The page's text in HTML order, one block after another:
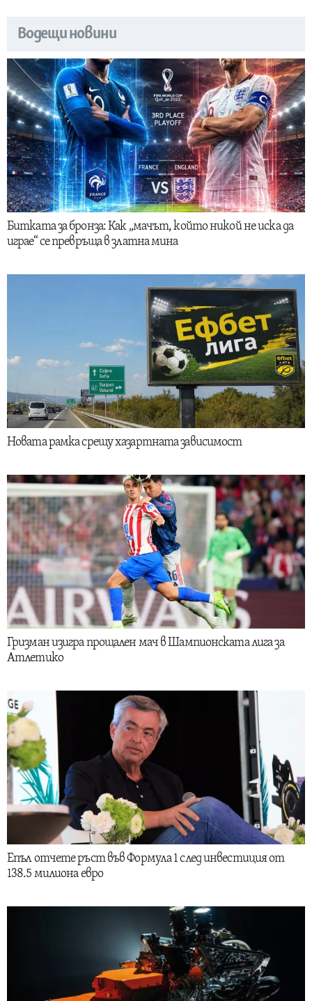
Водещи новини
Битката за бронза: Как „мачът, който никой не иска да
играе“ се превръща в златна мина
Новата рамка срещу хазартната зависимост
Гризман изигра прощален мач в Шампионската лига за
Атлетико
Епъл отчете ръст във Формула 1 след инвестиция от
138.5 милиона евро